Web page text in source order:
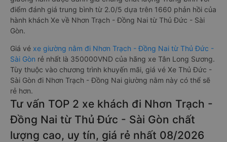
điểm đánh giá trung bình từ 2.0/5 dựa trên 1660 phản hồi của
hành khách Xe về Nhơn Trạch - Đồng Nai từ Thủ Đức - Sài
Gòn.
Giá vé xe giường nằm đi Nhơn Trạch - Đồng Nai từ Thủ Đức -
Sài Gòn rẻ nhất là 350000VND của hãng xe Tân Long Sương.
Tùy thuộc vào chương trình khuyến mãi, giá vé Xe Thủ Đức -
Sài Gòn đi Nhơn Trạch - Đồng Nai giường nằm này có thể sẽ
rẻ hơn.
Tư vấn TOP 2 xe khách đi Nhơn Trạch -
Đồng Nai từ Thủ Đức - Sài Gòn chất
lượng cao, uy tín, giá rẻ nhất 08/2026